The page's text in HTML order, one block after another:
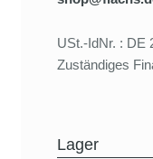
USt.-IdNr. : DE
Zuständiges
Lager